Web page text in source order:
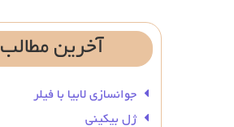
آخرین مطالب
جوانسازی لابیا با فیلر
ژل بیکینی